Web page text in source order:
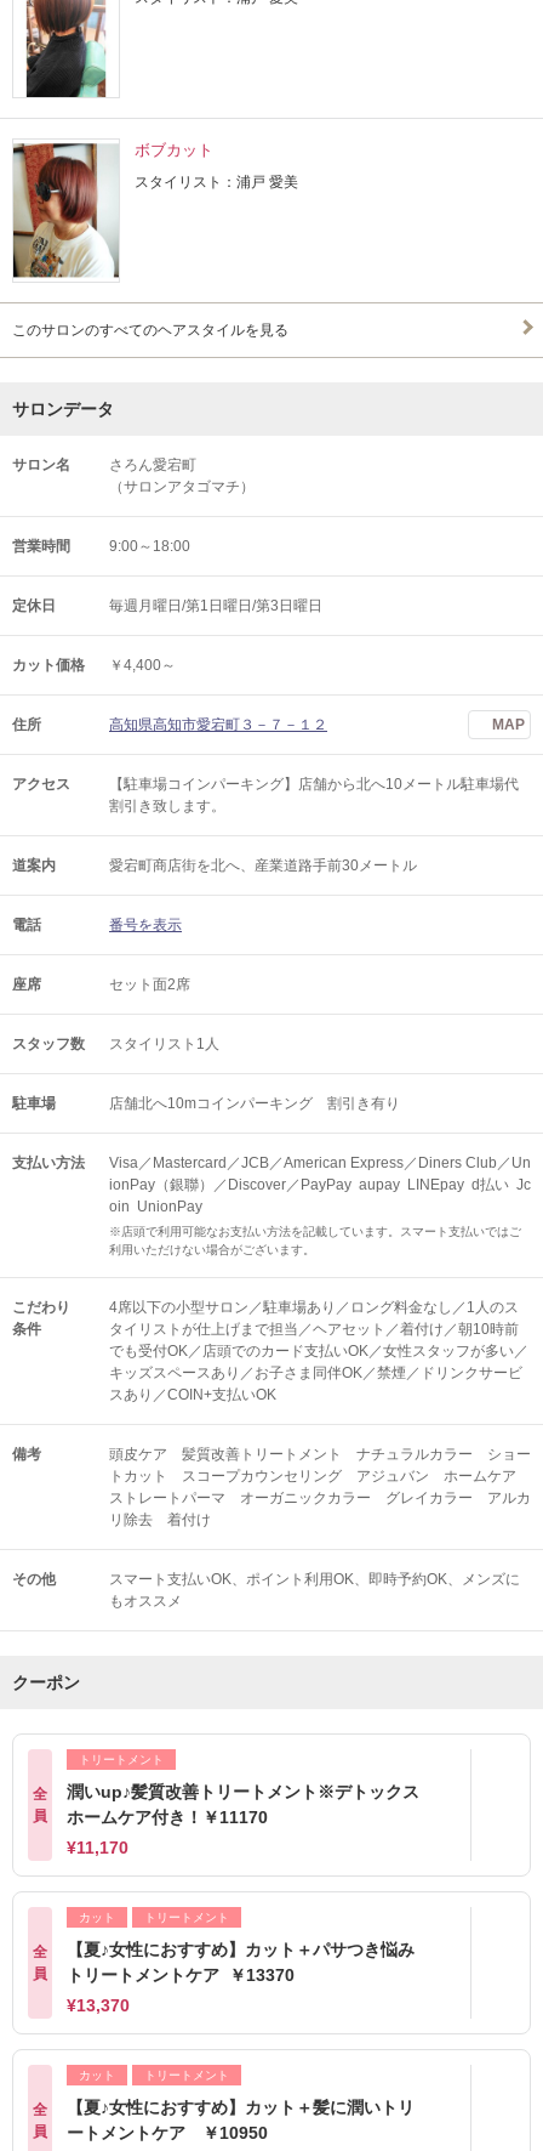
ボブカット
スタイリスト：浦戸 愛美
このサロンのすべてのヘアスタイルを見る
サロンデータ
サロン名
さろん愛宕町
（サロンアタゴマチ）
営業時間 9:00～18:00
定休日 毎週月曜日/第1日曜日/第3日曜日
カット価格 ￥4,400～
住所 高知県高知市愛宕町３－７－１２ MAP
アクセス
【駐車場コインパーキング】店舗から北へ10メートル駐車場代
割引き致します。
道案内 愛宕町商店街を北へ、産業道路手前30メートル
電話 番号を表示
座席 セット面2席
スタッフ数 スタイリスト1人
駐車場 店舗北へ10mコインパーキング 割引き有り
支払い方法
Visa／Mastercard／JCB／American Express／Diners Club／Un
ionPay（銀聯）／Discover／PayPay aupay LINEpay d払い Jc
oin UnionPay
※店頭で利用可能なお支払い方法を記載しています。スマート支払いではご
利用いただけない場合がございます。
こだわり
条件
4席以下の小型サロン／駐車場あり／ロング料金なし／1人のス
タイリストが仕上げまで担当／ヘアセット／着付け／朝10時前
でも受付OK／店頭でのカード支払いOK／女性スタッフが多い／
キッズスペースあり／お子さま同伴OK／禁煙／ドリンクサービ
スあり／COIN+支払いOK
備考
頭皮ケア 髪質改善トリートメント ナチュラルカラー ショー
トカット スコープカウンセリング アジュバン ホームケア
ストレートパーマ オーガニックカラー グレイカラー アルカ
リ除去 着付け
その他 スマート支払いOK ポイント利用OK 即時予約OK
メンズに
もオススメ
クーポン
全
員
トリートメント
潤いup♪髪質改善トリートメント※デトックス
ホームケア付き！￥11170
¥11,170
全
員
カット トリートメント
【夏♪女性におすすめ】カット＋パサつき悩み
トリートメントケア ￥13370
¥13,370
全
員
カット トリートメント
【夏♪女性におすすめ】カット＋髪に潤いトリ
ートメントケア ￥10950